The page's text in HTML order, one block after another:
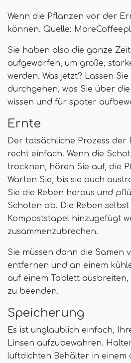
Wenn die Pflanzen vor der
können. Quelle:
Sie haben also die ganze
aufgeworfen, um große,
werden. Was jetzt? Lassen Sie
durchgehen, was Sie über
wissen und für später
Ernte
Der tatsächliche Prozess der
recht einfach. Wenn die
trocknen, hören Sie auf, die
Warten Sie, bis sie auch
Sie die Reben heraus und
Schoten ab. Die Reben
Kompoststapel hinzugefügt
zusammenzubrechen.
Sie müssen dann die Samen
entfernen und an einem
auf einem Tablett
zu beenden.
Speicherung
Es ist unglaublich einfach,
Linsen aufzubewahren.
luftdichten Behälter in einem